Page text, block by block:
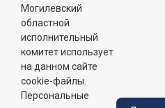
Телефон горячей
линии:
8 (0222) 71-32-55
График работы:
пн-пт: 8.00 - 17.00, сб-вс:
обеденный перерыв:
Могилевский
областной
исполнительный
комитет использует
на данном сайте
cookie-файлы.
Персональные